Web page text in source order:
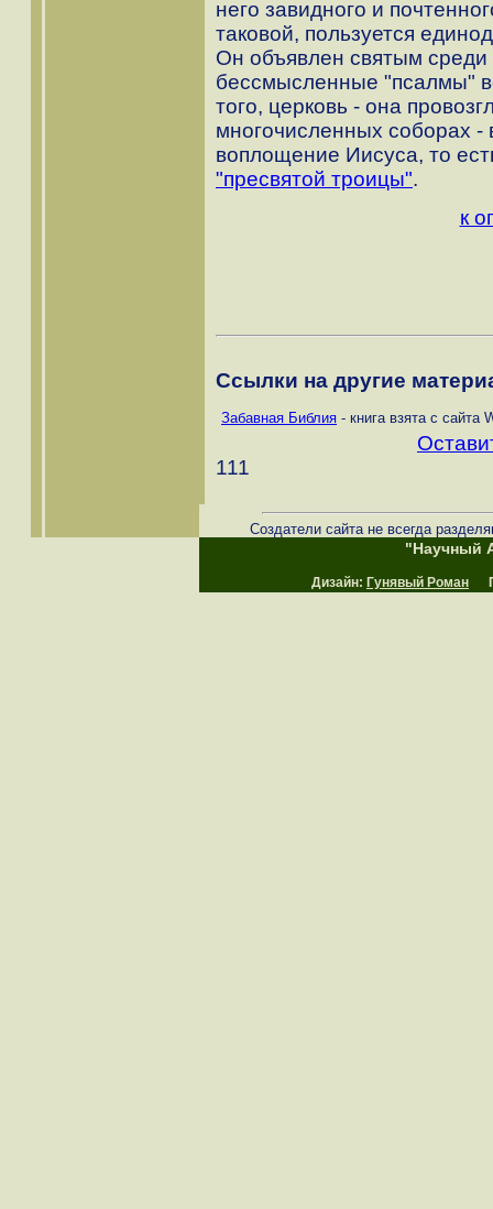
него завидного и
таковой, пользуется
Он объявлен святым среди
бессмысленные "псалмы"
того, церковь - она
многочисленных соборах -
воплощение Иисуса, то
"пресвятой троицы".
к
Ссылки на другие
Забавная Библия - книга взята с сайта
111
Создатели сайта не всегда
"Научный
Дизайн: Гунявый Роман